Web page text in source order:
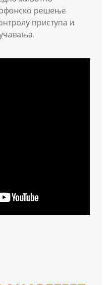
решење
приступа и